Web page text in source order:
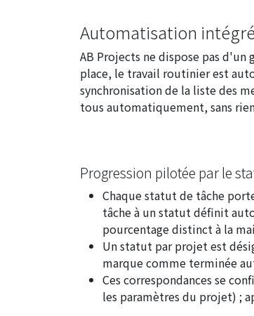
Automatisation
AB Projects ne dispose pas d'un
place, le travail routinier est
synchronisation de la liste des
tous automatiquement, sans
Progression pilotée par le
Chaque statut de tâche
tâche à un statut définit
pourcentage distinct à la
Un statut par projet est
marque comme terminée
Ces correspondances se
les paramètres du projet) ;